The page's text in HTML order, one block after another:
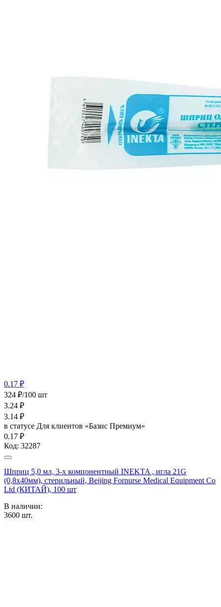
0.17 ₽
324 ₽/100 шт
3.24 ₽
3.14 ₽
в статусе Для клиентов «Базис Премиум»
0.17 ₽
Код: 32287
Шприц 5,0 мл, 3-х компонентный INEKTA , игла 21G
(0,8х40мм), стерильный, Beijing Fornurse Medical Equipment Co
Ltd (КИТАЙ), 100 шт
В наличии:
3600 шт.